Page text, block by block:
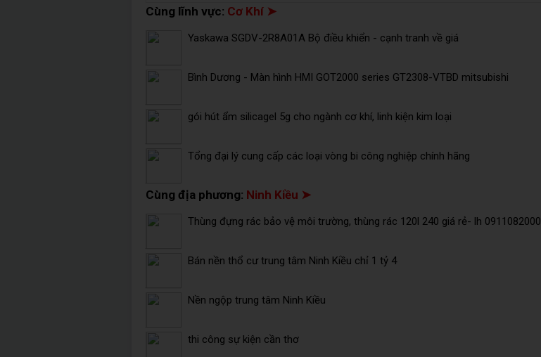
Cùng lĩnh vực: Cơ Khí ➤
Yaskawa SGDV-2R8A01A Bộ điều khiển - cạnh tranh về giá
Bình Dương - Màn hình HMI GOT2000 series GT2308-VTBD mitsubishi
gói hút ẩm silicagel 5g cho ngành cơ khí, linh kiện kim loại
Tổng đại lý cung cấp các loại vòng bi công nghiệp chính hãng
Cùng địa phương: Ninh Kiều ➤
Thùng đựng rác bảo vệ môi trường, thùng rác 120l 240 giá rẻ- lh 0911082000
Bán nền thổ cư trung tâm Ninh Kiều chỉ 1 tỷ 4
Nền ngộp trung tâm Ninh Kiều
thi công sự kiện cần thơ